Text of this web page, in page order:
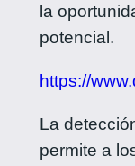
la
potencial.
https://
La
permite a